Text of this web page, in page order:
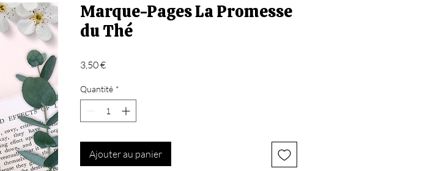
Marque-Pages La Promesse
du Thé
3,50 €Prix
Quantité *
Ajouter au panier